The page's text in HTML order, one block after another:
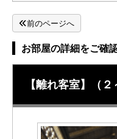
前のページへ
お部屋の詳細をご確
【離れ客室】（